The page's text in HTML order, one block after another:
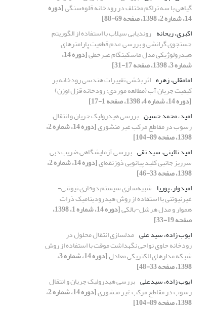
گیاهی با سه تراکم مختلف در رودخانه قلوه‌سنگی[دوره
14، شماره 2، 1398، صفحه 69-88]
اکبری، ریحانه روندیابی سیلاب با استفاده از الگوریتم
جستجوی گرانشی و بررسی عدم قطعیت پارامترهای
هیدرولوژیکی مدل ماسکینگام غیرخطی [دوره 14،
شماره 3، 1398، صفحه 17-31]
امامقلی، زهره اثر بخشی تغییرات هندسی رودخانه بر
کیفیت جریان آب (مطالعه موردی: رودخانه قزل‏‏ اوزن)
[دوره 14، شماره 4، 1398، صفحه 1-17]
امید، محمد حسین بررسی هیدرولیک جریان و انتقال
رسوب در مقاطع مرکب غیر منشوری [دوره 14، شماره 2،
1398، صفحه 89-104]
امید نائینی، سید تقی بررسی آزمایشگاهی ضریب دبی
سرریز جانبی کلید پیانویی ذوزنقه‌ای [دوره 14، شماره 2،
1398، صفحه 33-46]
امیدوار، پوریا شبیه‌سازی سیستم دوفازی نیوتنی-
غیرنیوتنی با استفاده از روش هیدرودینامیک ذرات
هموار و مدل هرشل-بالکی [دوره 14، شماره 1، 1398،
صفحه 19-33]
ایوب زاده، سید علی مدلسازی انتقال محلول در
رودخانه حاوی نواحی نگهداشت موقت با استفاده از روش
شبکه مدارهای الکتریکی معادل [دوره 14، شماره 3،
1398، صفحه 33-48]
ایوب زاده، سیدعلی بررسی هیدرولیک جریان و انتقال
رسوب در مقاطع مرکب غیر منشوری [دوره 14، شماره 2،
1398، صفحه 89-104]